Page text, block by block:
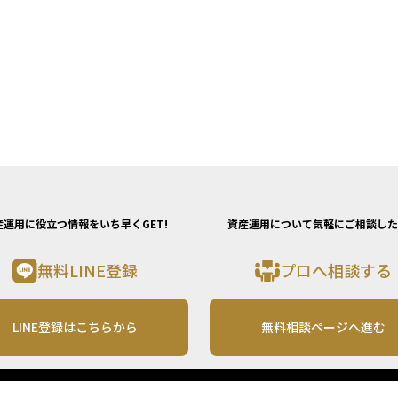
運用に役立つ情報をいち早くGET!
無料LINE登録
LINE登録はこちらから
資産運用について気軽にご相談し
プロへ相談する
無料相談ページへ進む